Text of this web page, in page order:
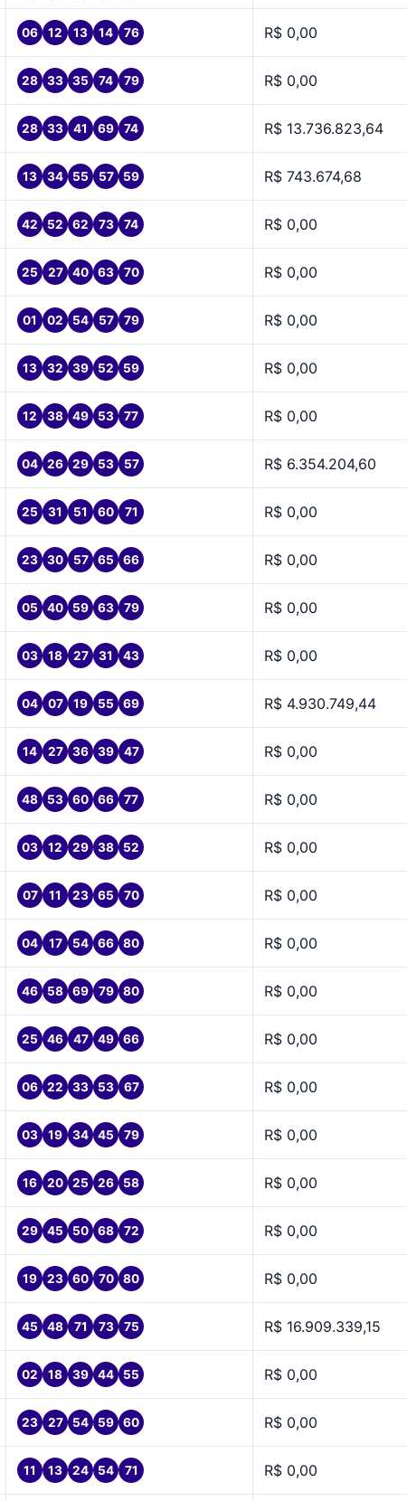
06 12 13 14 76 R$ 0,00
28 33 35 74 79 R$ 0,00
28 33 41 69 74 R$ 13.736.823,64
13 34 55 57 59 R$ 743.674,68
42 52 62 73 74 R$ 0,00
25 27 40 63 70 R$ 0,00
01 02 54 57 79 R$ 0,00
13 32 39 52 59 R$ 0,00
12 38 49 53 77 R$ 0,00
04 26 29 53 57 R$ 6.354.204,60
25 31 51 60 71 R$ 0,00
23 30 57 65 66 R$ 0,00
05 40 59 63 79 R$ 0,00
03 18 27 31 43 R$ 0,00
04 07 19 55 69 R$ 4.930.749,44
14 27 36 39 47 R$ 0,00
48 53 60 66 77 R$ 0,00
03 12 29 38 52 R$ 0,00
07 11 23 65 70 R$ 0,00
04 17 54 66 80 R$ 0,00
46 58 69 79 80 R$ 0,00
25 46 47 49 66 R$ 0,00
06 22 33 53 67 R$ 0,00
03 19 34 45 79 R$ 0,00
16 20 25 26 58 R$ 0,00
29 45 50 68 72 R$ 0,00
19 23 60 70 80 R$ 0,00
45 48 71 73 75 R$ 16.909.339,15
02 18 39 44 55 R$ 0,00
23 27 54 59 60 R$ 0,00
11 13 24 54 71 R$ 0,00